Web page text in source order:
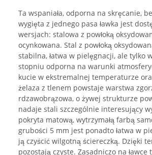
Ta wspaniała, odporna na skręcanie,
wygięta z jednego pasa ławka jest
wersjach: stalowa z powłoką
ocynkowana. Stal z powłoką
stabilna, łatwa w pielęgnacji, ale tylko
stopniu odporna na warunki
kucie w ekstremalnej temperaturze
żelaza z tlenem powstaje warstwa
rdzawobrązowa, o żywej strukturze
nadaje stali szczególnie interesujący
pokryta matową, wytrzymałą farbą
grubości 5 mm jest ponadto łatwa w
ją czyścić wilgotną ściereczką. Dzięki
pozostają czyste. Zasadniczo na ławce